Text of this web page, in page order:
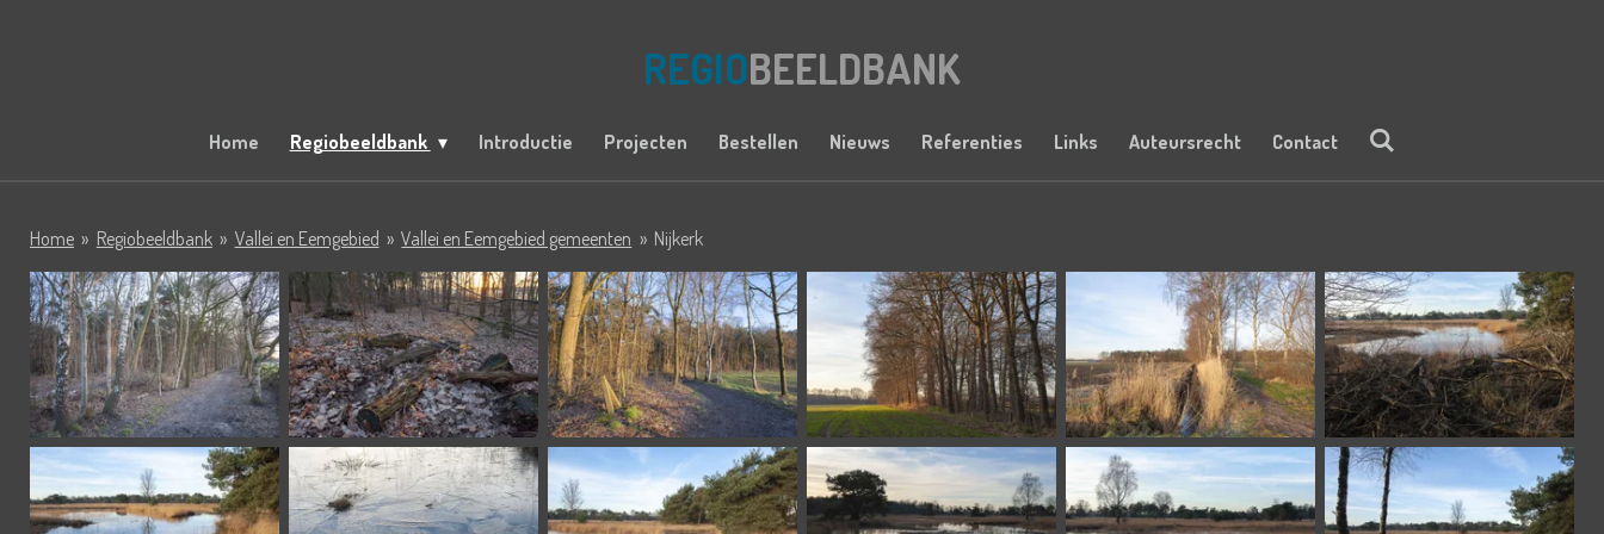
REGIOBEELDBANK
Home Regiobeeldbank Introductie Projecten Bestellen Nieuws Referenties Links Auteursrecht Contact
Home » Regiobeeldbank » Vallei en Eemgebied » Vallei en Eemgebied gemeenten » Nijkerk